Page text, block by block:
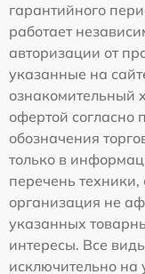
гарантийного
работает
авторизации от
указанные на
ознакомительный
офертой согласно
обозначения
только в
перечень
организация не
указанных
интересы. Все
исключительно на